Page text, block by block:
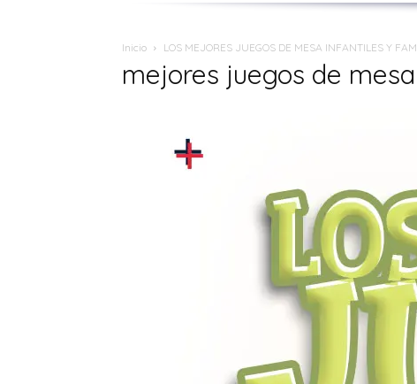
Inicio LOS MEJORES JUEGOS DE MESA INFANTILES Y
mejores juegos de mesa